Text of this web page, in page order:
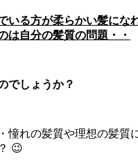
いる方が柔らかい髪にな
は自分の髪質の問題・・
でしょうか？
憧れの髪質や理想の髪質
😉